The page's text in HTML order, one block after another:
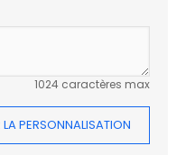
1024 caractères max
LA PERSONNALISATION